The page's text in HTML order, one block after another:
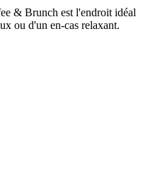
& Brunch est l'endroit idéal
ou d'un en-cas relaxant.